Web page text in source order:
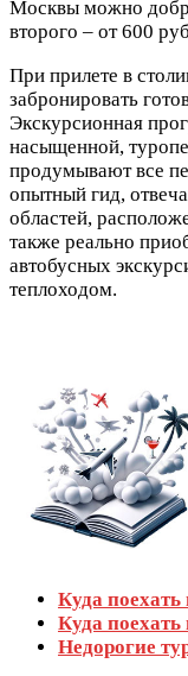
Москвы можно
второго – от 600
При прилете в
забронировать
Экскурсионная
насыщенной,
продумывают все
опытный гид,
областей,
также реально
автобусных
теплоходом.
Куда
Куда поехать
Недорогие